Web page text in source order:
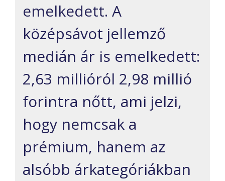
emelkedett. A
középsávot jellemző
medián ár is emelkedett:
2,63 millióról 2,98 millió
forintra nőtt, ami jelzi,
hogy nemcsak a
prémium, hanem az
alsóbb árkategóriákban